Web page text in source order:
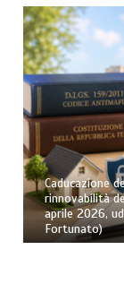
Osservatorio
2/2026 (di